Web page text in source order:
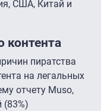
США, Китай и
контента
пиратства
на легальных
отчету Muso,